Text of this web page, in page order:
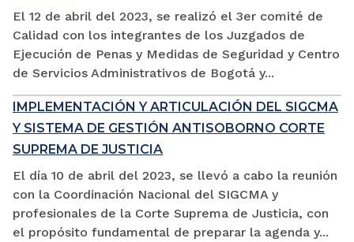
El 12 de abril del 2023, se realizó el 3er comité de
Calidad con los integrantes de los Juzgados de
Ejecución de Penas y Medidas de Seguridad y Centro
de Servicios Administrativos de Bogotá y...
IMPLEMENTACIÓN Y ARTICULACIÓN DEL SIGCMA
Y SISTEMA DE GESTIÓN ANTISOBORNO CORTE
SUPREMA DE JUSTICIA
El día 10 de abril del 2023, se llevó a cabo la reunión
con la Coordinación Nacional del SIGCMA y
profesionales de la Corte Suprema de Justicia, con
el propósito fundamental de preparar la agenda y...